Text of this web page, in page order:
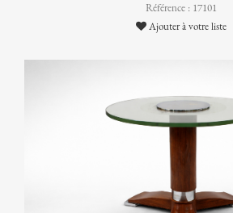
Référence : 17101
Ajouter à votre liste